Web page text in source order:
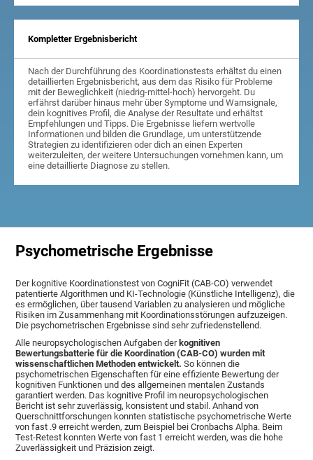
Kompletter Ergebnisbericht
Nach der Durchführung des Koordinationstests erhältst du einen
detaillierten Ergebnisbericht, aus dem das Risiko für Probleme
mit der Beweglichkeit (niedrig-mittel-hoch) hervorgeht. Du
erfährst darüber hinaus mehr über Symptome und Warnsignale,
dein kognitives Profil, die Analyse der Resultate und erhältst
Empfehlungen und Tipps. Die Ergebnisse liefern wertvolle
Informationen und bilden die Grundlage, um unterstützende
Strategien zu identifizieren oder dich an einen Experten
weiterzuleiten, der weitere Untersuchungen vornehmen kann, um
eine detaillierte Diagnose zu stellen.
Psychometrische Ergebnisse
Der kognitive Koordinationstest von CogniFit (CAB-CO) verwendet
patentierte Algorithmen und KI-Technologie (Künstliche Intelligenz), die
es ermöglichen, über tausend Variablen zu analysieren und mögliche
Risiken im Zusammenhang mit Koordinationsstörungen aufzuzeigen.
Die psychometrischen Ergebnisse sind sehr zufriedenstellend.
Alle neuropsychologischen Aufgaben derkognitiven
Bewertungsbatterie für die Koordination (CAB-CO) wurden mit
wissenschaftlichen Methoden entwickelt.So können die
psychometrischen Eigenschaften für eine effiziente Bewertung der
kognitiven Funktionen und des allgemeinen mentalen Zustands
garantiert werden. Das kognitive Profil im neuropsychologischen
Bericht ist sehr zuverlässig, konsistent und stabil. Anhand von
Querschnittforschungen konnten statistische psychometrische Werte
von fast .9 erreicht werden, zum Beispiel bei Cronbachs Alpha. Beim
Test-Retest konnten Werte von fast 1 erreicht werden, was die hohe
Zuverlässigkeit und Präzision zeigt.